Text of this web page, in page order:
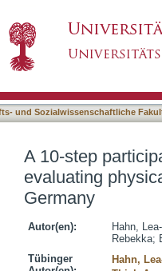
homes in
und Sozialwissenschaftliche
A 10-step
evaluating
Germany
Autor(en):
Hahn,
Rebekka;
Tübinger
Hahn,